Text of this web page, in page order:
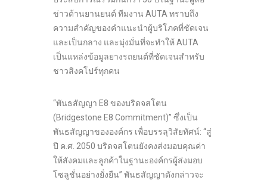
ข่าวด้านยานยนต์ ทีมงาน AUTA ทราบถึง
ความสำคัญของคำแนะนำผู้บริโภคที่ชัดเจน
และเป็นกลาง และมุ่งมั่นที่จะทำให้ AUTA
เป็นแหล่งข้อมูลยางรถยนต์ที่ชัดเจนสำหรับ
ชาวสิงคโปร์ทุกคน
“พันธสัญญา E8 ของบริดจสโตน
(Bridgestone E8 Commitment)” ซึ่งเป็น
พันธสัญญาขององค์กร เพื่อบรรลุวิสัยทัศน์: “สู่
ปี ค.ศ. 2050 บริดจสโตนยังคงส่งมอบคุณค่า
ให้สังคมและลูกค้าในฐานะองค์กรผู้ส่งมอบ
โซลูชั่นอย่างยั่งยืน” พันธสัญญาดังกล่าวจะ